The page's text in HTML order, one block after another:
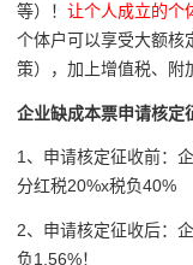
等）！ 让个人成立的个
个体户可以享受大额
策），加上增值税、附
企业缺成本票申请核定
1、申请核定征收前：
分红税20%x税负40%
2、申请核定征收后：
负1.56%！